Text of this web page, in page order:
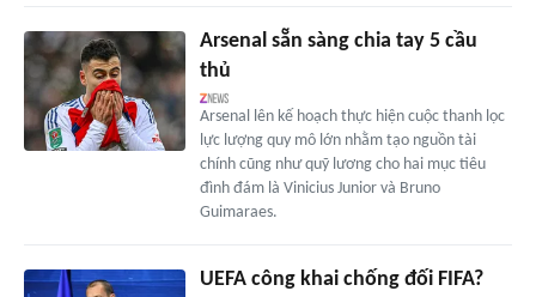
Arsenal sẵn sàng chia tay 5 cầu
thủ
Arsenal lên kế hoạch thực hiện cuộc thanh lọc
lực lượng quy mô lớn nhằm tạo nguồn tài
chính cũng như quỹ lương cho hai mục tiêu
đình đám là Vinicius Junior và Bruno
Guimaraes.
UEFA công khai chống đối FIFA?